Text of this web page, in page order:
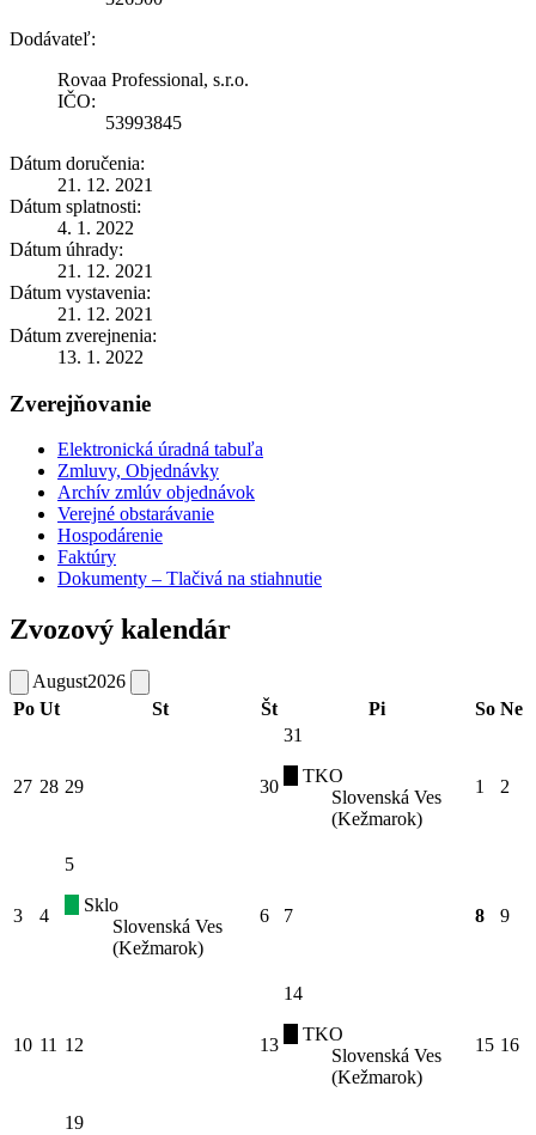
Dodávateľ:
Rovaa Professional, s.r.o.
IČO:
53993845
Dátum doručenia:
21. 12. 2021
Dátum splatnosti:
4. 1. 2022
Dátum úhrady:
21. 12. 2021
Dátum vystavenia:
21. 12. 2021
Dátum zverejnenia:
13. 1. 2022
Zverejňovanie
Elektronická úradná tabuľa
Zmluvy, Objednávky
Archív zmlúv objednávok
Verejné obstarávanie
Hospodárenie
Faktúry
Dokumenty – Tlačivá na stiahnutie
Zvozový kalendár
August2026
Po Ut St Št Pi So Ne
27 28 29 30
31
TKO
Slovenská Ves
(Kežmarok)
1 2
3 4
5
Sklo
Slovenská Ves
(Kežmarok)
6 7 8 9
10 11 12 13
14
TKO
Slovenská Ves
(Kežmarok)
15 16
19